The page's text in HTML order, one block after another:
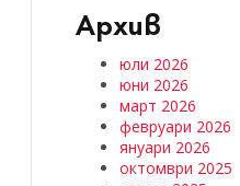
Архив
юли 2026
юни 2026
март 2026
февруари 2026
януари 2026
октомври 2025